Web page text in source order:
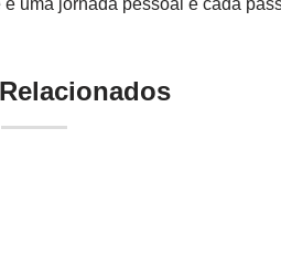
uma jornada pessoal e cada